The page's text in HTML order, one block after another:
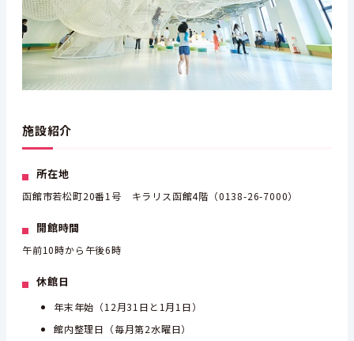
施設紹介
所在地
函館市若松町20番1号 キラリス函館4階（0138-26-7000）
開館時間
午前10時から午後6時
休館日
年末年始（12月31日と1月1日）
館内整理日（毎月第2水曜日）